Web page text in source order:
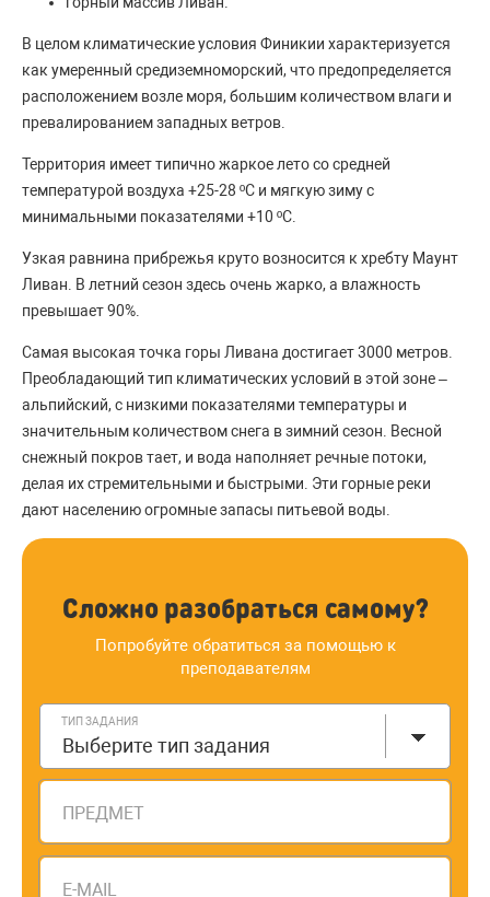
В целом климатические условия Финикии характеризуется
как умеренный средиземноморский, что предопределяется
расположением возле моря, большим количеством влаги и
превалированием западных ветров.
Территория имеет типично жаркое лето со средней
температурой воздуха +25-28 ºС и мягкую зиму с
минимальными показателями +10 ºС.
Узкая равнина прибрежья круто возносится к хребту Маунт
Ливан. В летний сезон здесь очень жарко, а влажность
превышает 90%.
Самая высокая точка горы Ливана достигает 3000 метров.
Преобладающий тип климатических условий в этой зоне –
альпийский, с низкими показателями температуры и
значительным количеством снега в зимний сезон. Весной
снежный покров тает, и вода наполняет речные потоки,
делая их стремительными и быстрыми. Эти горные реки
дают населению огромные запасы питьевой воды.
Сложно разобраться самому?
Попробуйте обратиться за помощью к
преподавателям
ТИП ЗАДАНИЯ
Выберите тип задания
ПРЕДМЕТ
E-MAIL